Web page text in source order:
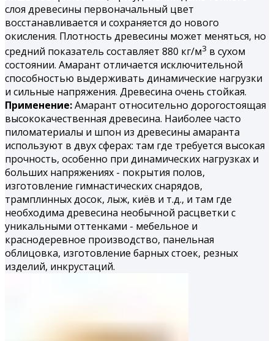
слоя древесины первоначальный цвет
восстанавливается и сохраняется до нового
окисления. Плотность древесины может меняться, но
средний показатель составляет 880 кг/м3 в сухом
состоянии. Амарант отличается исключительной
способностью выдерживать динамические нагрузки
и сильные напряжения. Древесина очень стойкая.
Применение:Амарант относительно дорогостоящая
высококачественная древесина. Наиболее часто
пиломатериалы и шпон из древесины амаранта
используют в двух сферах: там где требуется высокая
прочность, особенно при динамических нагрузках и
больших напряжениях - покрытия полов,
изготовление гимнастических снарядов,
трамплинных досок, лыж, киёв и т.д., и там где
необходима древесина необычной расцветки с
уникальными оттенками - мебельное и
краснодеревное производство, панельная
облицовка, изготовление барных стоек, резных
изделий, инкрустаций.